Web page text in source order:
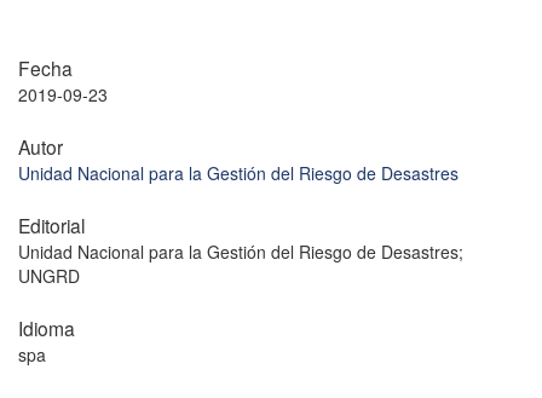
Fecha
2019-09-23
Autor
Unidad Nacional para la Gestión del Riesgo de Desastres
Editorial
Unidad Nacional para la Gestión del Riesgo de Desastres;
UNGRD
Idioma
spa